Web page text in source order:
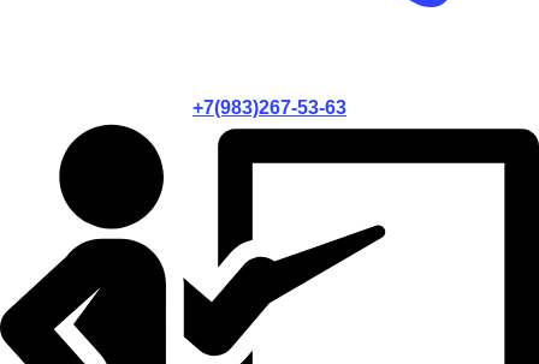
+7(983)267-53-63